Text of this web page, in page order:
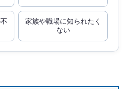
家族や職場に知られたく
ない